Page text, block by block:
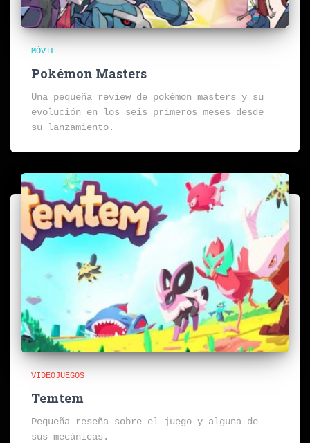
MÓVIL
Pokémon Masters
Una pequeña review de pokémon masters y su
evolución en los seis primeros meses desde
su lanzamiento.
VIDEOJUEGOS
Temtem
Pequeña reseña sobre el juego y alguna de
sus mecánicas.